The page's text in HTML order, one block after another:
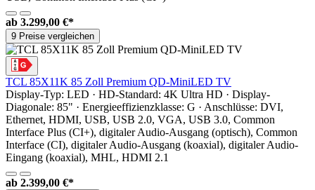
ab 3.299,00 €*
9 Preise vergleichen
TCL 85X11K 85 Zoll Premium QD-MiniLED TV
Display-Typ: LED · HD-Standard: 4K Ultra HD · Display-
Diagonale: 85" · Energieeffizienzklasse: G · Anschlüsse: DVI,
Ethernet, HDMI, USB, USB 2.0, VGA, USB 3.0, Common
Interface Plus (CI+), digitaler Audio-Ausgang (optisch), Common
Interface (CI), digitaler Audio-Ausgang (koaxial), digitaler Audio-
Eingang (koaxial), MHL, HDMI 2.1
ab 2.399,00 €*